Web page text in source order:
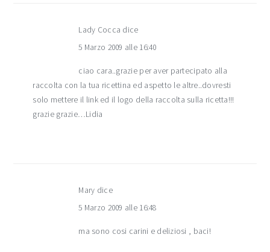
Lady Cocca dice
5 Marzo 2009 alle 16:40
ciao cara..grazie per aver partecipato alla
raccolta con la tua ricettina ed aspetto le altre..dovresti
solo mettere il link ed il logo della raccolta sulla ricetta!!!
grazie grazie…Lidia
Mary dice
5 Marzo 2009 alle 16:48
ma sono cosi carini e deliziosi , baci!